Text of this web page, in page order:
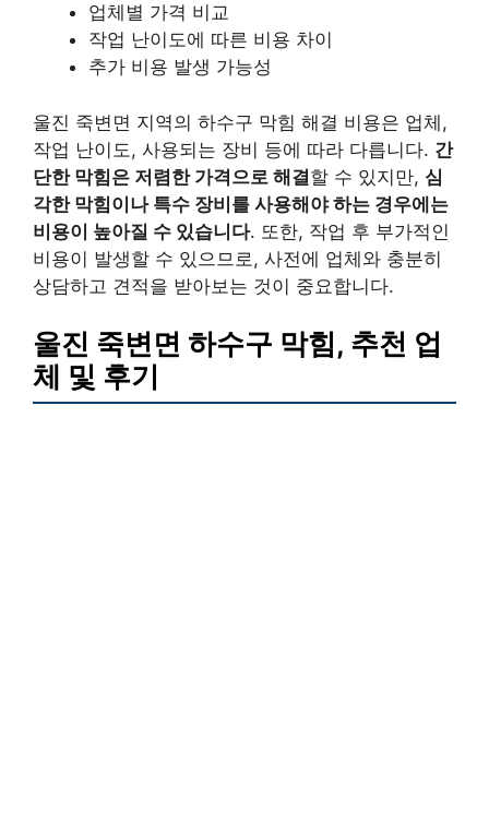
업체별 가격 비교
작업 난이도에 따른 비용 차이
추가 비용 발생 가능성
울진 죽변면 지역의 하수구 막힘 해결 비용은 업체,
작업 난이도, 사용되는 장비 등에 따라 다릅니다. 간
단한 막힘은 저렴한 가격으로 해결할 수 있지만, 심
각한 막힘이나 특수 장비를 사용해야 하는 경우에는
비용이 높아질 수 있습니다. 또한, 작업 후 부가적인
비용이 발생할 수 있으므로, 사전에 업체와 충분히
상담하고 견적을 받아보는 것이 중요합니다.
울진 죽변면 하수구 막힘, 추천 업
체 및 후기